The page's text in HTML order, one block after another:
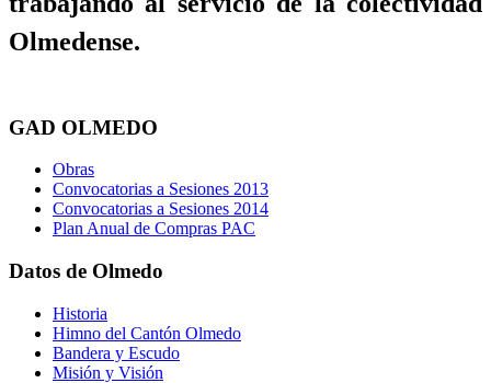
Olmedense.
GAD OLMEDO
Obras
Convocatorias a Sesiones 2013
Convocatorias a Sesiones 2014
Plan Anual de Compras PAC
Datos de Olmedo
Historia
Himno del Cantón Olmedo
Bandera y Escudo
Misión y Visión